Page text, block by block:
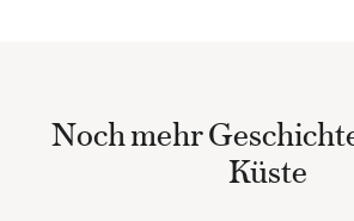
Noch mehr
Küste